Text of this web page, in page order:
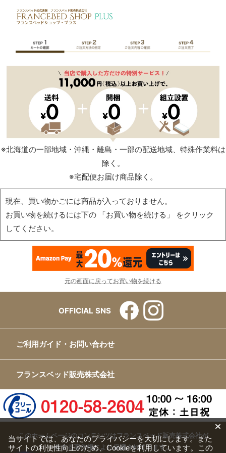
※北海道の一部地域・沖縄・離島・一部の配送地域、特殊作業料は
除く。
※宅配便お届け商品除く。
現在、買い物かごには商品が入っておりません。
お買い物を続けるには下の 「お買い物を続ける」 をクリック
してください。
元の画面に戻ってお買い物を続ける
OFFICIAL SNS
ご利用ガイド・お問い合わせ
フランスベッド販売株式会社
このホームページのコンテンツはフランスベッド販売株式会社が
有する著作権により保護されています。
当サイトでは、あなたのプライバシーを大切にします。また
サイトの利便性向上のため、Cookieを利用しています。この